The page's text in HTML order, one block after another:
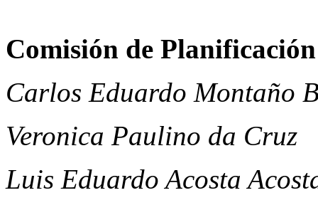
Comisión de
Carlos Eduardo Montaño
Veronica Paulino da Cruz
Luis Eduardo Acosta